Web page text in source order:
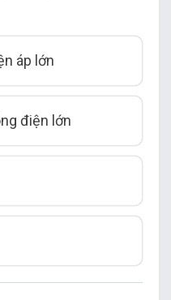
áp lớn
điện lớn